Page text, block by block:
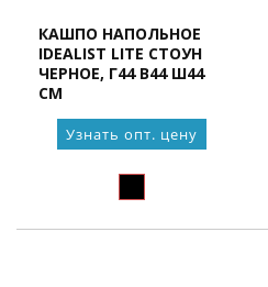
КАШПО НАПОЛЬНОЕ
IDEALIST LITE СТОУН
ЧЕРНОЕ, Г44 В44 Ш44
СМ
Узнать опт. цену